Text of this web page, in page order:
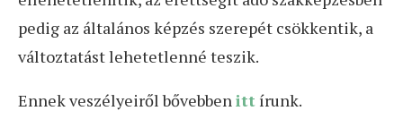
pedig az általános képzés szerepét csökkentik, a
változtatást lehetetlenné teszik.
Ennek veszélyeiről bővebbenitt írunk.